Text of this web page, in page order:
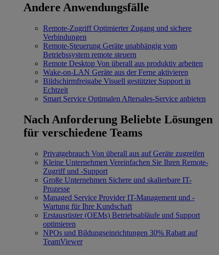
Andere Anwendungsfälle
Remote-Zugriff Optimierter Zugang und sichere
Verbindungen
Remote-Steuerung Geräte unabhängig vom
Betriebssystem remote steuern
Remote Desktop Von überall aus produktiv arbeiten
Wake-on-LAN Geräte aus der Ferne aktivieren
Bildschirmfreigabe Visuell gestützter Support in
Echtzeit
Smart Service Optimalen Aftersales-Service anbieten
Nach Anforderung Beliebte Lösungen
für verschiedene Teams
Privatgebrauch Von überall aus auf Geräte zugreifen
Kleine Unternehmen Vereinfachen Sie Ihren Remote-
Zugriff und -Support
Große Unternehmen Sichere und skalierbare IT-
Prozesse
Managed Service Provider IT-Management und -
Wartung für Ihre Kundschaft
Erstausrüster (OEMs) Betriebsabläufe und Support
optimieren
NPOs und Bildungseinrichtungen 30% Rabatt auf
TeamViewer